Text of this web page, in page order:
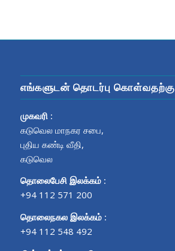
எங்களுடன் தொடர்பு கொள்வதற்கு
முகவரி:
கடுவெல மாநகர சபை,
புதிய கண்டி வீதி,
கடுவெல
தொலைபேசி இலக்கம்:
+94 112 571 200
தொலைநகல இலக்கம்:
+94 112 548 492